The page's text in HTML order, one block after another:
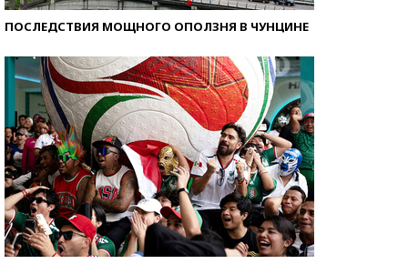
ПОСЛЕДСТВИЯ МОЩНОГО ОПОЛЗНЯ В ЧУНЦИНЕ